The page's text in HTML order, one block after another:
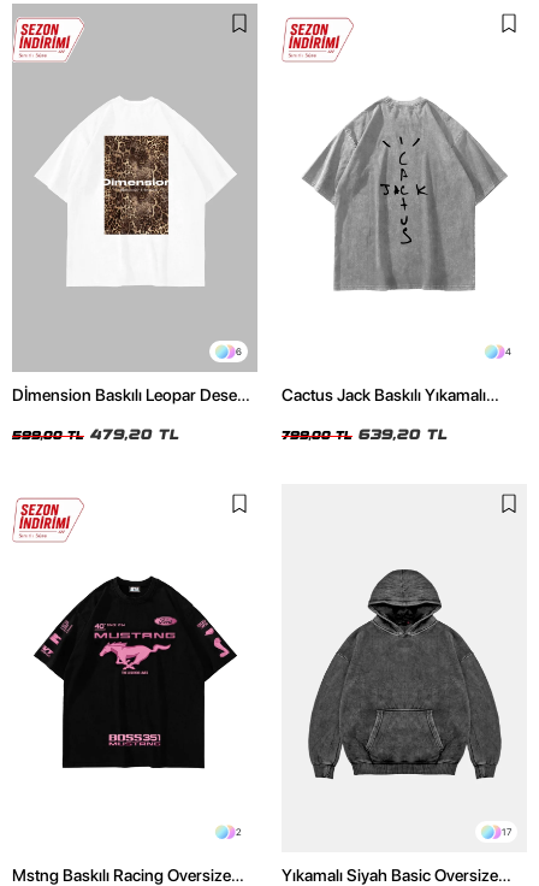
6
Dİmension Baskılı Leopar Desenli
Tshirt
599,00 TL 479,20 TL
4
Cactus Jack Baskılı Yıkamalı
799,00 TL 639,20 TL
2
Mstng Baskılı Racing Oversize
17
Yıkamalı Siyah Basic Oversize